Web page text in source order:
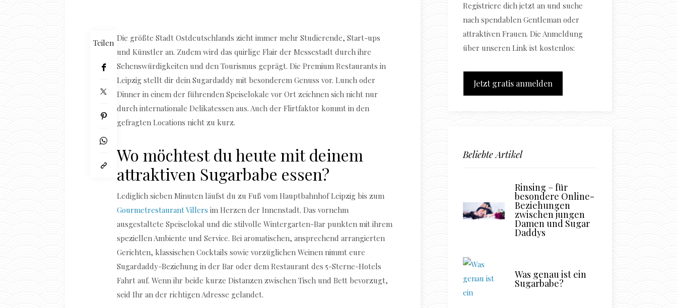
Teilen Die größte Stadt Ostdeutschlands zieht immer mehr Studierende, Start-ups
und Künstler an. Zudem wird das quirlige Flair der Messestadt durch ihre
Sehenswürdigkeiten und den Tourismus geprägt. Die Premium Restaurants in
Leipzig stellt dir dein Sugardaddy mit besonderem Genuss vor. Lunch oder
Dinner in einem der führenden Speiselokale vor Ort zeichnen sich nicht nur
durch internationale Delikatessen aus. Auch der Flirtfaktor kommt in den
gefragten Locations nicht zu kurz.
Wo möchtest du heute mit deinem
attraktiven Sugarbabe essen?
Lediglich sieben Minuten läufst du zu Fuß vom Hauptbahnhof Leipzig bis zum
Gourmetrestaurant Villers im Herzen der Innenstadt. Das vornehm
ausgestaltete Speiselokal und die stilvolle Wintergarten-Bar punkten mit ihrem
speziellen Ambiente und Service. Bei aromatischen, ansprechend arrangierten
Gerichten, klassischen Cocktails sowie vorzüglichen Weinen nimmt eure
Sugardaddy-Beziehung in der Bar oder dem Restaurant des 5-Sterne-Hotels
Fahrt auf. Wenn ihr beide kurze Distanzen zwischen Tisch und Bett bevorzugt,
seid Ihr an der richtigen Adresse gelandet.
Registriere dich jetzt an und suche
nach spendablen Gentleman oder
attraktiven Frauen. Die Anmeldung
über unseren Link ist kostenlos:
Jetzt gratis anmelden
Beliebte Artikel
Rinsing – für
besondere Online-
Beziehungen
zwischen jungen
Damen und Sugar
Daddys
Was genau ist ein
Sugarbabe?